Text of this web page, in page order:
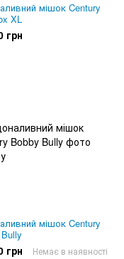
мішок Century
XL
грн
мішок Century
грн Немає в наявності